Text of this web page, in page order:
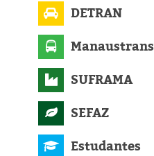
DETRAN
Manaustrans
SUFRAMA
SEFAZ
Estudantes